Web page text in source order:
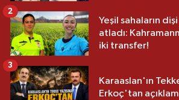
Yeşil sahaların
atladı:
iki transfer!
2
Karaaslan'ın
Erkoç'tan
3